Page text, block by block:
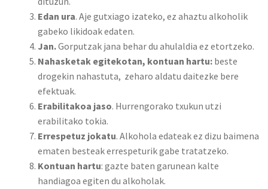
Edan ura. Aje gutxiago izateko, ez ahaztu alkoholik
gabeko likidoak edaten.
Jan.Gorputzak jana behar du ahulaldia ez etortzeko.
Nahasketak egitekotan, kontuan hartu: beste
drogekin nahastuta, zeharo aldatu daitezke bere
efektuak.
Erabilitakoa jaso. Hurrengorako txukun utzi
erabilitako tokia.
Errespetuz jokatu. Alkohola edateak ez dizu baimena
ematen besteak errespeturik gabe tratatzeko.
Kontuan hartu: gazte baten garunean kalte
handiagoa egiten du alkoholak.